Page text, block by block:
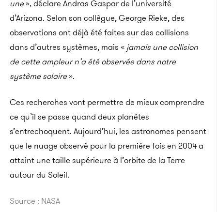
une», déclare Andras Gaspar de l’université
d’Arizona. Selon son collègue, George Rieke, des
observations ont déjà été faites sur des collisions
dans d’autres systèmes, mais « jamais une collision
de cette ampleur n’a été observée dans notre
système solaire».
Ces recherches vont permettre de mieux comprendre
ce qu’il se passe quand deux planètes
s’entrechoquent. Aujourd’hui, les astronomes pensent
que le nuage observé pour la première fois en 2004 a
atteint une taille supérieure à l’orbite de la Terre
autour du Soleil.
Source : NASA